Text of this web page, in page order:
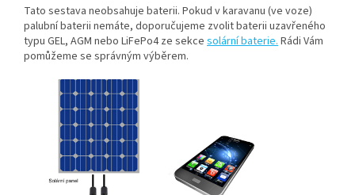
Tato sestava neobsahuje baterii. Pokud v karavanu (ve voze)
palubní baterii nemáte, doporučujeme zvolit baterii uzavřeného
typu GEL, AGM nebo LiFePo4 ze sekce solární baterie.Rádi Vám
pomůžeme se správným výběrem.